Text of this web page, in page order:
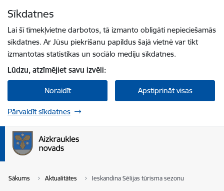
Sīkdatnes
Lai šī tīmekļvietne darbotos, tā izmanto obligāti nepieciešamās
sīkdatnes. Ar Jūsu piekrišanu papildus šajā vietnē var tikt
izmantotas statistikas un sociālo mediju sīkdatnes.
Lūdzu, atzīmējiet savu izvēli:
Noraidīt Apstiprināt visas
Pārvaldīt sīkdatnes
Sākums Aktualitātes Ieskandina Sēlijas tūrisma sezonu